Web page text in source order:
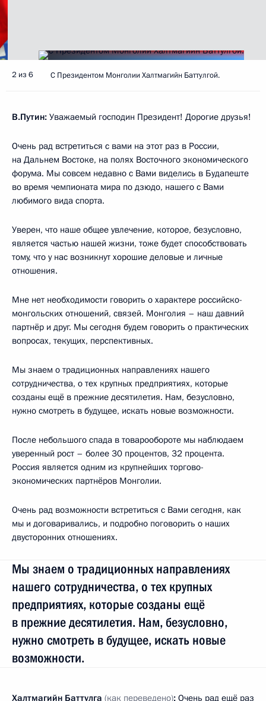
2 из 6 С Президентом Монголии Халтмагийн Баттулгой.
В.Путин: Уважаемый господин Президент! Дорогие друзья!
Очень рад встретиться с вами на этот раз в России,
на Дальнем Востоке, на полях Восточного экономического
форума. Мы совсем недавно с Вами виделись в Будапеште
во время чемпионата мира по дзюдо, нашего с Вами
любимого вида спорта.
Уверен, что наше общее увлечение, которое, безусловно,
является частью нашей жизни, тоже будет способствовать
тому, что у нас возникнут хорошие деловые и личные
отношения.
Мне нет необходимости говорить о характере российско-
монгольских отношений, связей. Монголия – наш давний
партнёр и друг. Мы сегодня будем говорить о практических
вопросах, текущих, перспективных.
Мы знаем о традиционных направлениях нашего
сотрудничества, о тех крупных предприятиях, которые
созданы ещё в прежние десятилетия. Нам, безусловно,
нужно смотреть в будущее, искать новые возможности.
После небольшого спада в товарообороте мы наблюдаем
уверенный рост – более 30 процентов, 32 процента.
Россия является одним из крупнейших торгово-
экономических партнёров Монголии.
Очень рад возможности встретиться с Вами сегодня, как
мы и договаривались, и подробно поговорить о наших
двусторонних отношениях.
Мы знаем о традиционных направлениях
нашего сотрудничества, о тех крупных
предприятиях, которые созданы ещё
в прежние десятилетия. Нам, безусловно,
нужно смотреть в будущее, искать новые
возможности.
Халтмагийн Баттулга (как переведено): Очень рад ещё раз